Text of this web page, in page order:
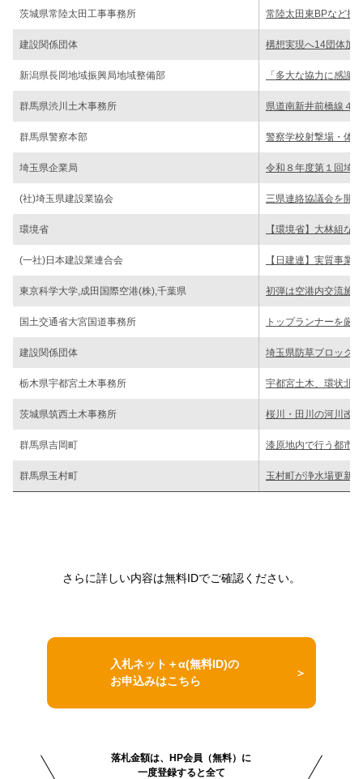
茨城県常陸太田工事事務所 常陸太田東BPなど推
建設関係団体 構想実現へ14団体加
新潟県長岡地域振興局地域整備部 「多大な協力に感謝
群馬県渋川土木事務所 県道南新井前橋線４
群馬県警察本部 警察学校射撃場・体
埼玉県企業局 令和８年度第１回埼
(社)埼玉県建設業協会 三県連絡協議会を開催
環境省 【環境省】大林組な
(一社)日本建設業連合会 【日建連】実質事業
東京科学大学,成田国際空港(株),千葉県 初弾は空港内交流施
国土交通省大宮国道事務所 トップランナーを
建設関係団体 埼玉県防草ブロック
栃木県宇都宮土木事務所 宇都宮土木、環状北
茨城県筑西土木事務所 桜川・田川の河川改
群馬県吉岡町 漆原地内で行う都市
群馬県玉村町 玉村町が浄水場更新
さらに詳しい内容は無料IDでご確認ください。
入札ネット＋α(無料ID)の
お申込みはこちら
落札金額は、HP会員（無料）に
一度登録すると全て